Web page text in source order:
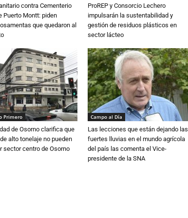
contra Cementerio
Puerto Montt: piden
que quedaron al
ProREP y Consorcio Lechero
impulsarán la sustentabilidad y
gestión de residuos plásticos en
sector lácteo
Primero
de Osorno clarifica que
alto tonelaje no pueden
sector centro de Osorno
Campo al Día
Las lecciones que están dejando las
fuertes lluvias en el mundo agrícola
del país las comenta el Vice-
presidente de la SNA